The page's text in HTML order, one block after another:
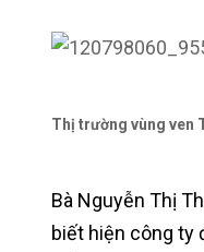
Thị trường vùng ven
Bà Nguyễn Thị
biết hiện công ty